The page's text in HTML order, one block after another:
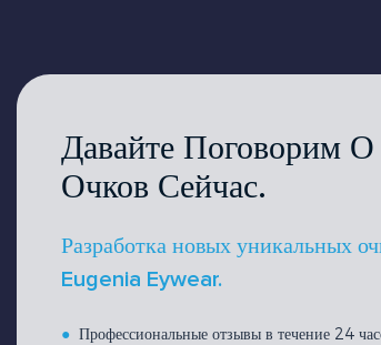
Давайте Поговорим
Очков Сейчас.
Разработка новых уникальных
Eugenia Eywear.
● Профессиональные отзывы в течение 24